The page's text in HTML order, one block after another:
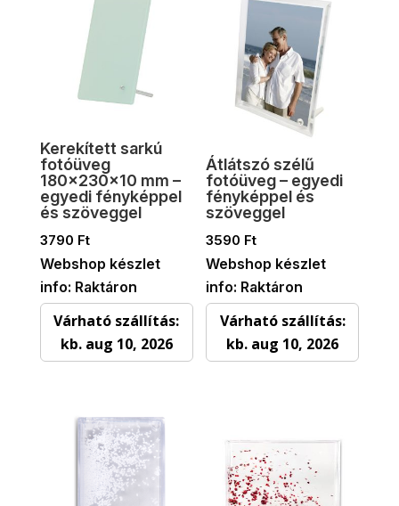
Kerekített sarkú
fotóüveg
180×230×10 mm –
egyedi fényképpel
és szöveggel
3790 Ft
Webshop készlet
info: Raktáron
Várható szállítás:
kb. aug 10, 2026
Átlátszó szélű
fotóüveg – egyedi
fényképpel és
szöveggel
3590 Ft
Webshop készlet
info: Raktáron
Várható szállítás:
kb. aug 10, 2026